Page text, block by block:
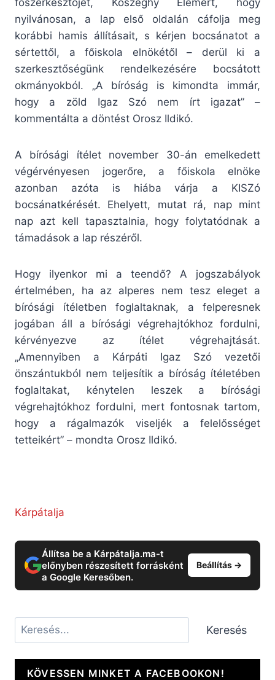
nyilvánosan, a lap első oldalán cáfolja meg
korábbi hamis állításait, s kérjen bocsánatot a
sértettől, a főiskola elnökétől – derül ki a
szerkesztőségünk rendelkezésére bocsátott
okmányokból. „A bíróság is kimondta immár,
hogy a zöld Igaz Szó nem írt igazat” –
kommentálta a döntést Orosz Ildikó.
A bírósági ítélet november 30-án emelkedett
végérvényesen jogerőre, a főiskola elnöke
azonban azóta is hiába várja a KISZó
bocsánatkérését. Ehelyett, mutat rá, nap mint
nap azt kell tapasztalnia, hogy folytatódnak a
támadások a lap részéről.
Hogy ilyenkor mi a teendő? A jogszabályok
értelmében, ha az alperes nem tesz eleget a
bírósági ítéletben foglaltaknak, a felperesnek
jogában áll a bírósági végrehajtókhoz fordulni,
kérvényezve az ítélet végrehajtását.
„Amennyiben a Kárpáti Igaz Szó vezetői
önszántukból nem teljesítik a bíróság ítéletében
foglaltakat, kénytelen leszek a bírósági
végrehajtókhoz fordulni, mert fontosnak tartom,
hogy a rágalmazók viseljék a felelősséget
tetteikért” – mondta Orosz Ildikó.
Kárpátalja
Állítsa be a Kárpátalja.ma-t
előnyben részesített forrásként
a Google Keresőben.
Beállítás →
Keresés Keresés
KÖVESSEN MINKET A FACEBOOKON!